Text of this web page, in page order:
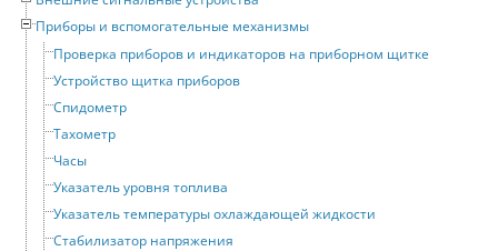
Приборы и вспомогательные механизмы
Проверка приборов и индикаторов на приборном щитке
Устройство щитка приборов
Спидометр
Тахометр
Часы
Указатель уровня топлива
Указатель температуры охлаждающей жидкости
Стабилизатор напряжения